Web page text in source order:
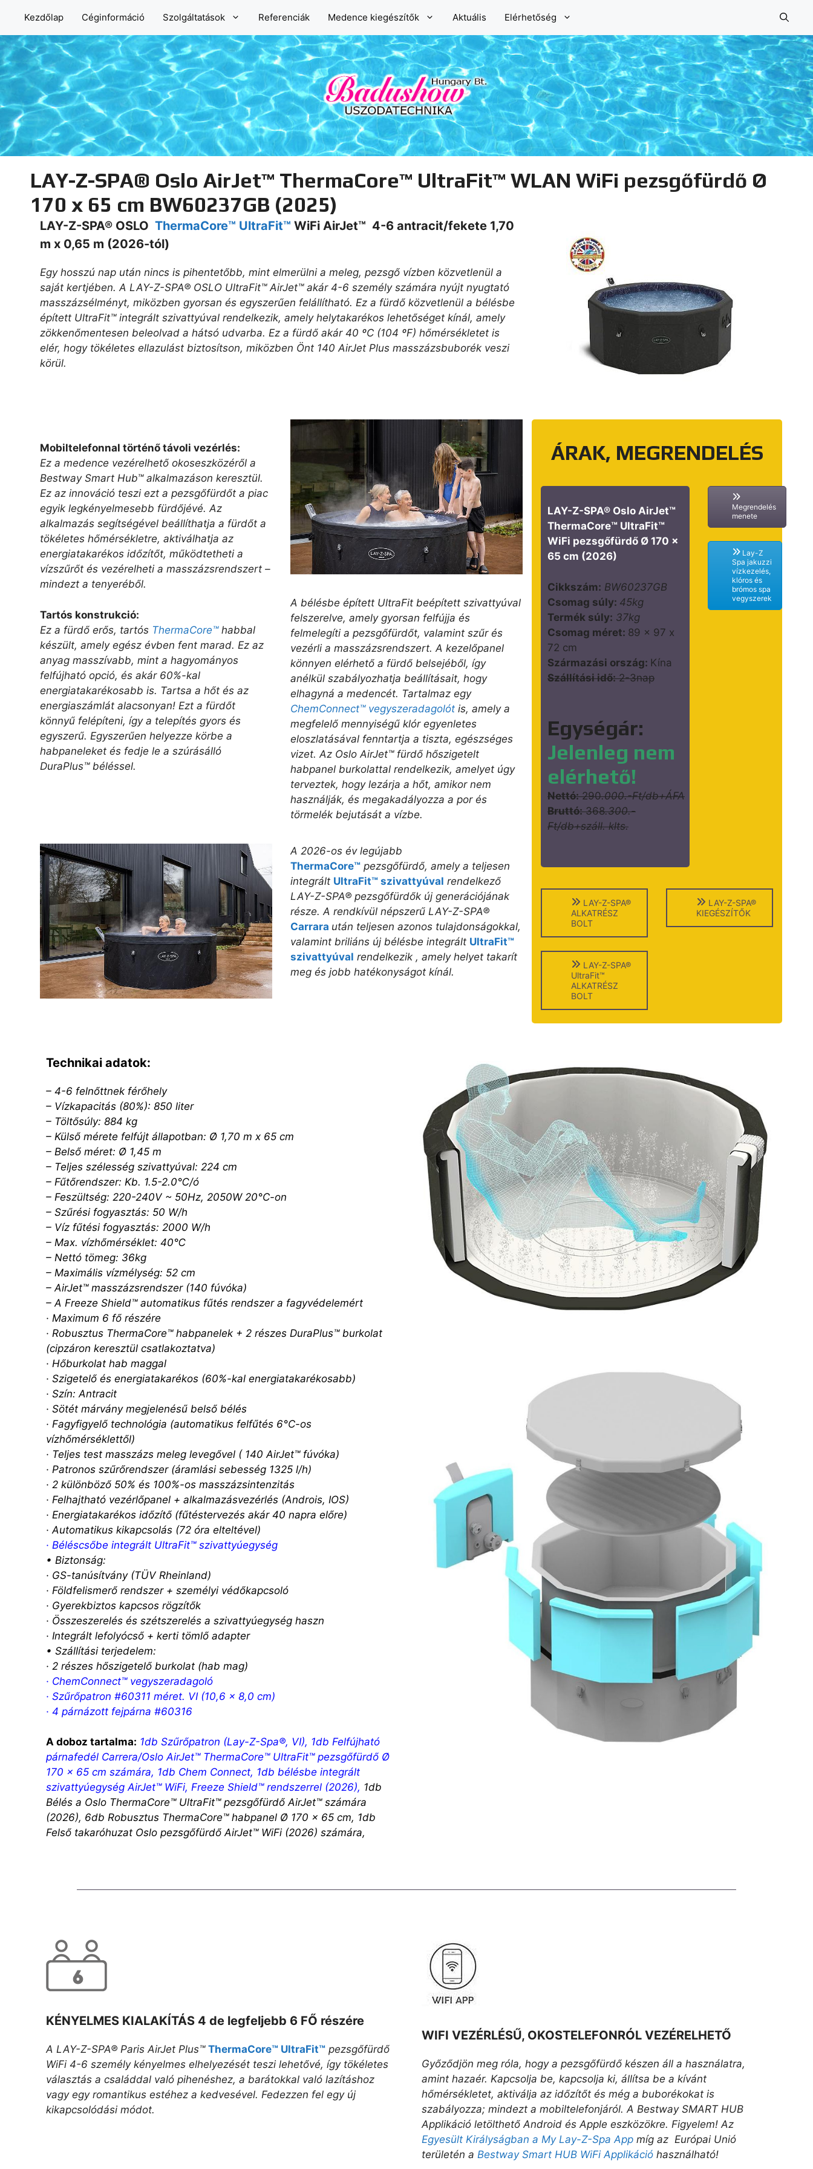
tartalomba
Kezdőlap Céginformáció Szolgáltatások Referenciák Medence kiegészítők Aktuális Elérhetőség
LAY-Z-SPA® Oslo AirJet™ ThermaCore™ UltraFit™ WLAN WiFi pezsgőfürdő Ø
170 x 65 cm BW60237GB (2025)
LAY-Z-SPA® OSLO ThermaCore™ UltraFit™ WiFi AirJet™ 4-6 antracit/fekete 1,70
m x 0,65 m (2026-tól)
Egy hosszú nap után nincs is pihentetőbb, mint elmerülni a meleg, pezsgő vízben közvetlenül a
saját kertjében. A LAY-Z-SPA® OSLO UltraFit™ AirJet™ akár 4-6 személy számára nyújt nyugtató
masszázsélményt, miközben gyorsan és egyszerűen felállítható. Ez a fürdő közvetlenül a bélésbe
épített UltraFit™ integrált szivattyúval rendelkezik, amely helytakarékos lehetőséget kínál, amely
zökkenőmentesen beleolvad a hátsó udvarba. Ez a fürdő akár 40 ºC (104 ºF) hőmérsékletet is
elér, hogy tökéletes ellazulást biztosítson, miközben Önt 140 AirJet Plus masszázsbuborék veszi
körül.
Mobiltelefonnal történő távoli vezérlés:
Ez a medence vezérelhető okoseszközéről a
Bestway Smart Hub™ alkalmazáson keresztül.
Ez az innováció teszi ezt a pezsgőfürdőt a piac
egyik legkényelmesebb fürdőjévé. Az
alkalmazás segítségével beállíthatja a fürdőt a
tökéletes hőmérsékletre, aktiválhatja az
energiatakarékos időzítőt, működtetheti a
vízszűrőt és vezérelheti a masszázsrendszert –
mindezt a tenyeréből.
Tartós konstrukció:
Ez a fürdő erős, tartós ThermaCore™habbal
készült, amely egész évben fent marad. Ez az
anyag masszívabb, mint a hagyományos
felfújható opció, és akár 60%-kal
energiatakarékosabb is. Tartsa a hőt és az
energiaszámlát alacsonyan! Ezt a fürdőt
könnyű felépíteni, így a telepítés gyors és
egyszerű. Egyszerűen helyezze körbe a
habpaneleket és fedje le a szúrásálló
DuraPlus™ béléssel.
A bélésbe épített UltraFit beépített szivattyúval
felszerelve, amely gyorsan felfújja és
felmelegíti a pezsgőfürdőt, valamint szűr és
vezérli a masszázsrendszert. A kezelőpanel
könnyen elérhető a fürdő belsejéből, így
anélkül szabályozhatja beállításait, hogy
elhagyná a medencét. Tartalmaz egy
ChemConnect™ vegyszeradagolót is, amely a
megfelelő mennyiségű klór egyenletes
eloszlatásával fenntartja a tiszta, egészséges
vizet. Az Oslo AirJet™ fürdő hőszigetelt
habpanel burkolattal rendelkezik, amelyet úgy
terveztek, hogy lezárja a hőt, amikor nem
használják, és megakadályozza a por és
törmelék bejutását a vízbe.
A 2026-os év legújabb
ThermaCore™ pezsgőfürdő, amely a teljesen
integrált UltraFit™ szivattyúval rendelkező
LAY-Z-SPA® pezsgőfürdők új generációjának
része. A rendkívül népszerű LAY-Z-SPA®
Carrara után teljesen azonos tulajdonságokkal,
valamint briliáns új bélésbe integrált UltraFit™
szivattyúval rendelkezik , amely helyet takarít
meg és jobb hatékonyságot kínál.
ÁRAK, MEGRENDELÉS
LAY-Z-SPA® Oslo AirJet™
ThermaCore™ UltraFit™
WiFi pezsgőfürdő Ø 170 x
65 cm (2026)
Cikkszám: BW60237GB
Csomag súly: 45kg
Termék súly: 37kg
Csomag méret: 89 x 97 ​​x
72 cm
Származási ország: Kína
Szállítási idő:2-3nap
Egységár:
Jelenleg nem
elérhető!
Nettó:290.000.-Ft/db+ÁFA
Bruttó:368.300.-
Ft/db+száll. klts.
Megrendelés
menete
Lay-Z
Spa jakuzzi
vízkezelés,
klóros és
brómos spa
vegyszerek
LAY-Z-SPA®
ALKATRÉSZ
BOLT
LAY-Z-SPA®
UltraFit™
ALKATRÉSZ
BOLT
LAY-Z-SPA®
KIEGÉSZÍTŐK
Technikai adatok:
– 4-6 felnőttnek férőhely
– Vízkapacitás (80%): 850 liter
– Töltősúly: 884 kg
– Külső mérete felfújt állapotban: Ø 1,70 m x 65 cm
– Belső méret: Ø 1,45 m
– Teljes szélesség szivattyúval: 224 cm
– Fűtőrendszer: Kb. 1.5-2.0℃/ó
– Feszültség: 220-240V ~ 50Hz, 2050W 20°C-on
– Szűrési fogyasztás: 50 W/h
– Víz fűtési fogyasztás: 2000 W/h
– Max. vízhőmérséklet: 40℃
– Nettó tömeg: 36kg
– Maximális vízmélység: 52 cm
– AirJet™ masszázsrendszer (140 fúvóka)
– A Freeze Shield™ automatikus fűtés rendszer a fagyvédelemért
· Maximum 6 fő részére
· Robusztus ThermaCore™ habpanelek + 2 részes DuraPlus™ burkolat
(cipzáron keresztül csatlakoztatva)
· Hőburkolat hab maggal
· Szigetelő és energiatakarékos (60%-kal energiatakarékosabb)
· Szín: Antracit
· Sötét márvány megjelenésű belső bélés
· Fagyfigyelő technológia (automatikus felfűtés 6°C-os
vízhőmérséklettől)
· Teljes test masszázs meleg levegővel ( 140 AirJet™ fúvóka)
· Patronos szűrőrendszer (áramlási sebesség 1325 l/h)
· 2 különböző 50% és 100%-os masszázsintenzitás
· Felhajtható vezérlőpanel + alkalmazásvezérlés (Androis, IOS)
· Energiatakarékos időzítő (fűtéstervezés akár 40 napra előre)
· Automatikus kikapcsolás (72 óra elteltével)
· Béléscsőbe integrált UltraFit™ szivattyúegység
• Biztonság:
· GS-tanúsítvány (TÜV Rheinland)
· Földfelismerő rendszer + személyi védőkapcsoló
· Gyerekbiztos kapcsos rögzítők
· Összeszerelés és szétszerelés a szivattyúegység haszn
· Integrált lefolyócső + kerti tömlő adapter
• Szállítási terjedelem:
· 2 részes hőszigetelő burkolat (hab mag)
· ChemConnect™ vegyszeradagoló
· Szűrőpatron #60311 méret. VI (10,6 x 8,0 cm)
· 4 párnázott fejpárna #60316
A doboz tartalma: 1db Szűrőpatron (Lay-Z-Spa®, VI), 1db Felfújható
párnafedél Carrera/Oslo AirJet™ ThermaCore™ UltraFit™ pezsgőfürdő Ø
170 x 65 cm számára, 1db Chem Connect, 1db bélésbe integrált
szivattyúegység AirJet™ WiFi, Freeze Shield™ rendszerrel (2026), 1db
Bélés a Oslo ThermaCore™ UltraFit™ pezsgőfürdő AirJet™ számára
(2026), 6db Robusztus ThermaCore™ habpanel Ø 170 x 65 cm, 1db
Felső takaróhuzat Oslo pezsgőfürdő AirJet™ WiFi (2026) számára,
KÉNYELMES KIALAKÍTÁS 4 de legfeljebb 6 FŐ részére
A LAY-Z-SPA® Paris AirJet Plus™ ThermaCore™ UltraFit™ pezsgőfürdő
WiFi 4-6 személy kényelmes elhelyezését teszi lehetővé, így tökéletes
választás a családdal való pihenéshez, a barátokkal való lazításhoz
vagy egy romantikus estéhez a kedvesével. Fedezzen fel egy új
kikapcsolódási módot.
WIFI VEZÉRLÉSŰ, OKOSTELEFONRÓL VEZÉRELHETŐ
Győződjön meg róla, hogy a pezsgőfürdő készen áll a használatra,
amint hazaér. Kapcsolja be, kapcsolja ki, állítsa be a kívánt
hőmérsékletet, aktiválja az időzítőt és még a buborékokat is
szabályozza; mindezt a mobiltelefonjáról. A Bestway SMART HUB
Applikáció letölthető Android és Apple eszközökre. Figyelem! Az
Egyesült Királyságban a My Lay-Z-Spa App míg az Európai Unió
területén a Bestway Smart HUB WiFi Applikáció használható!